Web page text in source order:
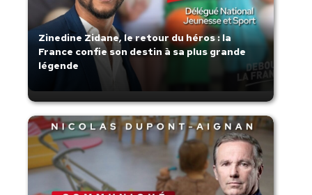
Zinedine Zidane, le retour du héros : la
France confie son destin à sa plus grande
légende